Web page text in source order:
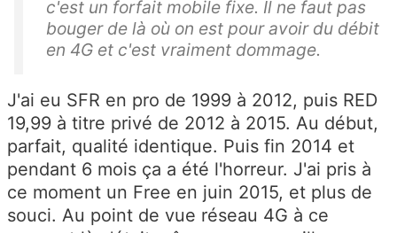
c'est un forfait mobile fixe. Il ne faut pas
bouger de là où on est pour avoir du débit
en 4G et c'est vraiment dommage.
J'ai eu SFR en pro de 1999 à 2012, puis RED
19,99 à titre privé de 2012 à 2015. Au début,
parfait, qualité identique. Puis fin 2014 et
pendant 6 mois ça a été l'horreur. J'ai pris à
ce moment un Free en juin 2015, et plus de
souci. Au point de vue réseau 4G à ce